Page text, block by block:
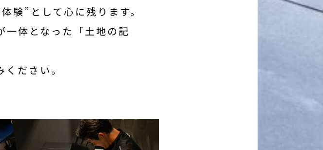
験”として心に残ります。
一体となった「土地の記
ださい。